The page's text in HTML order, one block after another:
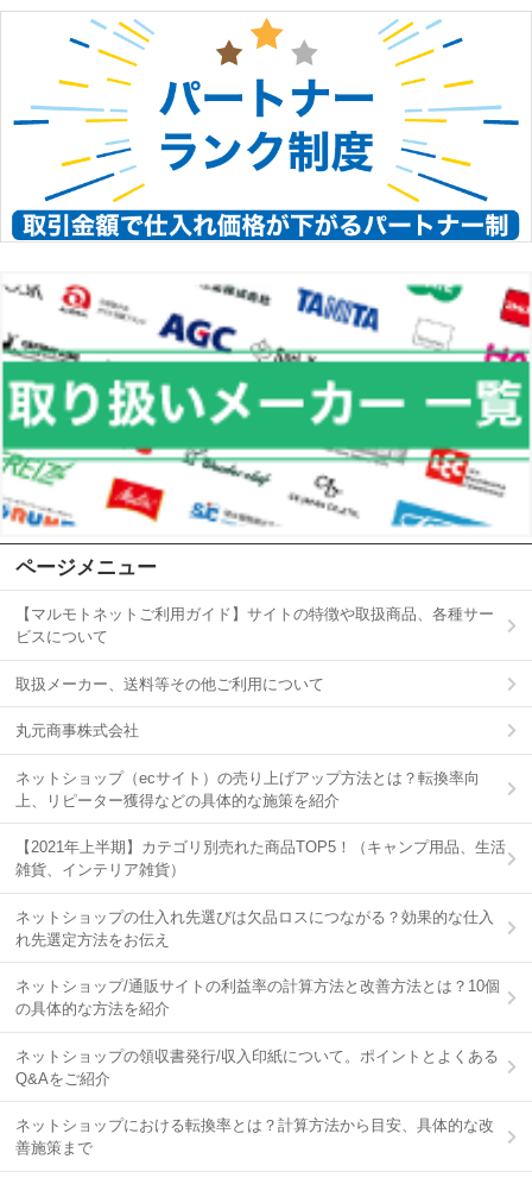
ページメニュー
【マルモトネットご利用ガイド】サイトの特徴や取扱商品、各種サー
ビスについて
取扱メーカー、送料等その他ご利用について
丸元商事株式会社
ネットショップ（ecサイト）の売り上げアップ方法とは？転換率向
上、リピーター獲得などの具体的な施策を紹介
【2021年上半期】カテゴリ別売れた商品TOP5！（キャンプ用品、生活
雑貨、インテリア雑貨）
ネットショップの仕入れ先選びは欠品ロスにつながる？効果的な仕入
れ先選定方法をお伝え
ネットショップ/通販サイトの利益率の計算方法と改善方法とは？10個
の具体的な方法を紹介
ネットショップの領収書発行/収入印紙について。ポイントとよくある
Q&Aをご紹介
ネットショップにおける転換率とは？計算方法から目安、具体的な改
善施策まで